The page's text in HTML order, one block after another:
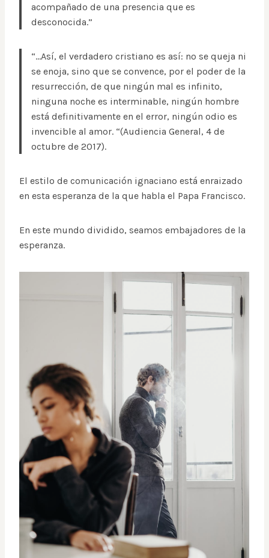
acompañado de una presencia que es
desconocida.”
“…Así, el verdadero cristiano es así: no se queja ni
se enoja, sino que se convence, por el poder de la
resurrección, de que ningún mal es infinito,
ninguna noche es interminable, ningún hombre
está definitivamente en el error, ningún odio es
invencible al amor. “(Audiencia General, 4 de
octubre de 2017).
El estilo de comunicación ignaciano está enraizado
en esta esperanza de la que habla el Papa Francisco.
En este mundo dividido, seamos embajadores de la
esperanza.